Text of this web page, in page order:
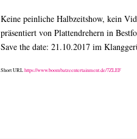
Keine peinliche Halbzeitshow, kein
präsentiert von Plattendrehern in
Save the date: 21.10.2017 im
Short URLhttps://www.boombatzeentertainment.de/7ZLEF